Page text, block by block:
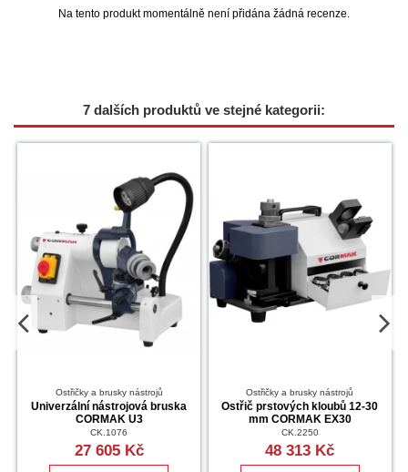
Na tento produkt momentálně není přidána žádná recenze.
7 dalších produktů ve stejné kategorii:
Ostřičky a brusky nástrojů
Univerzální nástrojová bruska
CORMAK U3
CK.1076
27 605 Kč
Ostřičky a brusky nástrojů
Ostřič prstových kloubů 12-30
mm CORMAK EX30
CK.2250
48 313 Kč